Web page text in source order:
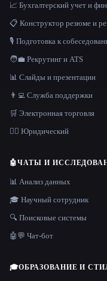
📈 Бухгалтерский учет и
📋 Конструктор резюме и
🎙️ Подготовка к
🧑‍💼 Рекрутинг и ATS
📊 Слайды и презентации
👨‍💻 Служба поддержки
🛒 Электронная торговля
👩‍⚖️ Юридический
🤖ЧАТЫ И
📊 Анализ данных
🎓 Научный сотрудник
🔍 Поисковые системы
🤖💬 Чат-бот
🎓ОБРАЗОВАНИЕ И